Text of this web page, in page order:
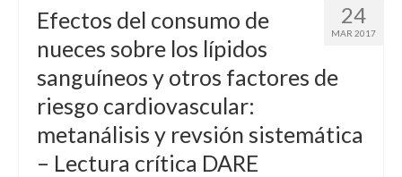
24
MAR 2017
Efectos del consumo de
nueces sobre los lípidos
sanguíneos y otros factores de
riesgo cardiovascular:
metanálisis y revsión sistemática
– Lectura crítica DARE